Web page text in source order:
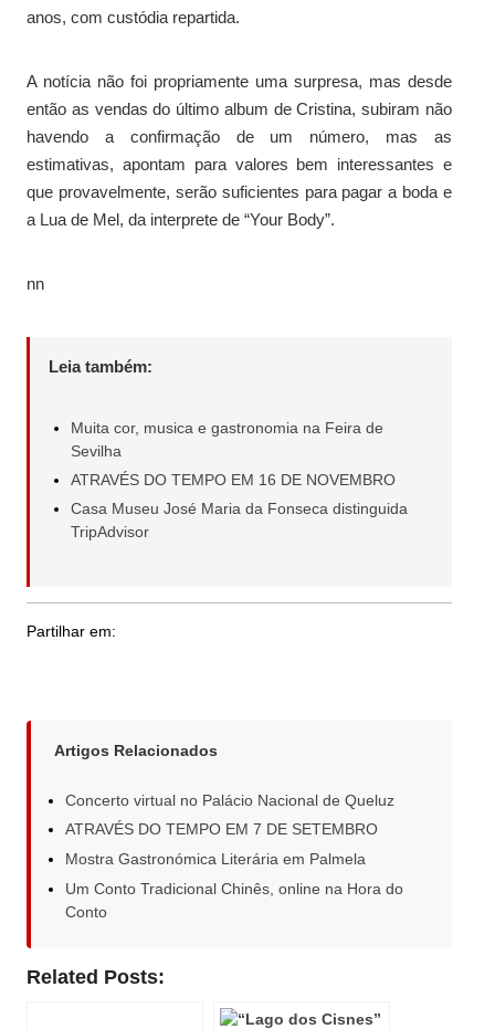
anos, com custódia repartida.
A notícia não foi propriamente uma surpresa, mas desde
então as vendas do último album de Cristina, subiram não
havendo a confirmação de um número, mas as
estimativas, apontam para valores bem interessantes e
que provavelmente, serão suficientes para pagar a boda e
a Lua de Mel, da interprete de “Your Body”.
nn
Leia também:
Muita cor, musica e gastronomia na Feira de
Sevilha
ATRAVÉS DO TEMPO EM 16 DE NOVEMBRO
Casa Museu José Maria da Fonseca distinguida
TripAdvisor
Partilhar em:
Artigos Relacionados
Concerto virtual no Palácio Nacional de Queluz
ATRAVÉS DO TEMPO EM 7 DE SETEMBRO
Mostra Gastronómica Literária em Palmela
Um Conto Tradicional Chinês, online na Hora do
Conto
Related Posts: